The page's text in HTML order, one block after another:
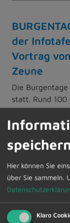
der
Vortrag
Zeune
Die
statt. Rund 100
Gemeinden im
auf
Hier können Sie
über Sie sammeln.
Klaro